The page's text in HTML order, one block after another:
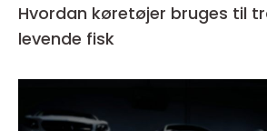
Hvordan køretøjer bruges til
levende fisk